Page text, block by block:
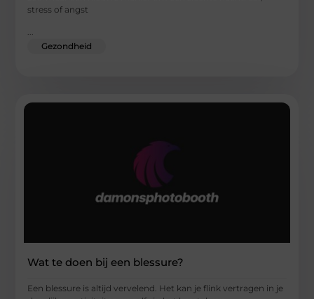
stress of angst
...
Gezondheid
Wat te doen bij een blessure?
Een blessure is altijd vervelend. Het kan je flink vertragen in je